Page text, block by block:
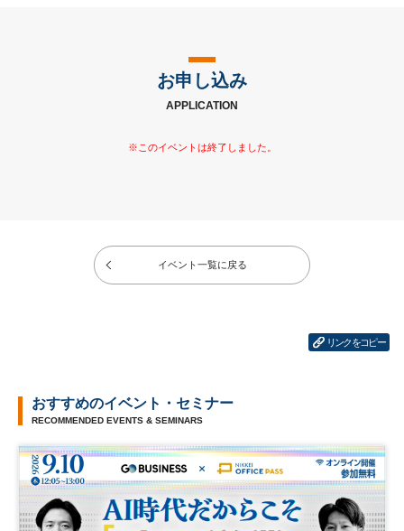
お申し込み
APPLICATION
イベント一覧に戻る
リンクをコピー
おすすめのイベント・セミナー
RECOMMENDED EVENTS & SEMINARS